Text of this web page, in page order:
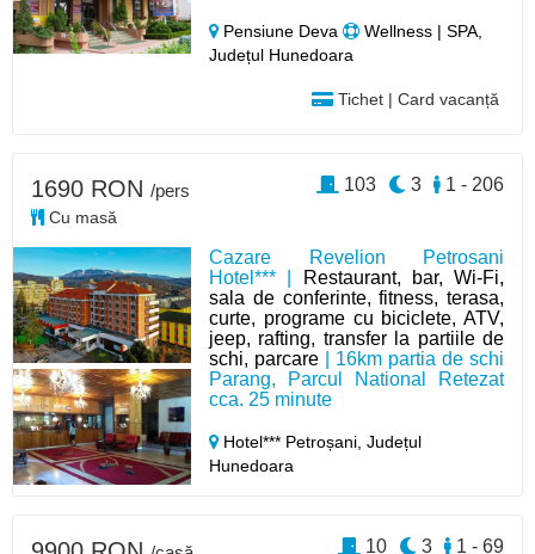
Pensiune Deva
Wellness | SPA,
Județul Hunedoara
Tichet | Card vacanță
Cazare Revelion Petrosani
Hotel*** |
Restaurant, bar, Wi-Fi,
sala de conferinte, fitness, terasa,
curte, programe cu biciclete, ATV,
jeep, rafting, transfer la partiile de
schi, parcare | 16km partia de schi
Parang, Parcul National Retezat
cca. 25 minute
Hotel*** Petroșani,Județul
Hunedoara
1690 RON /pers
Cu masă
1 - 206
3
103
1 - 69
3
10